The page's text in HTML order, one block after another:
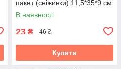
пакет (сніжинки) 11,5*35*9 см
В наявності
23 ₴ 46 ₴
Купити